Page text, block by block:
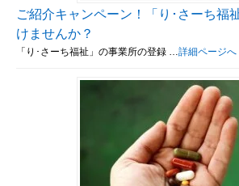
ご紹介キャンペーン！「り･さーち福
けませんか？
「り･さーち福祉」の事業所の登録 …詳細ページへ